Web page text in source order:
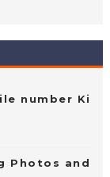
number Ki
Photos and